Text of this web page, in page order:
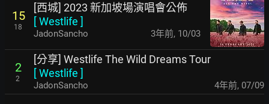
15
18
[西城] 2023 新加坡場演唱會公佈
[Westlife ]
JadonSancho 3年前, 10/03
2
2
[分享] Westlife The Wild Dreams Tour
[Westlife ]
JadonSancho 4年前, 07/09